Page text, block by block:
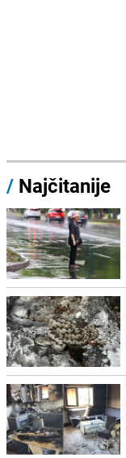
/ Najčitanije